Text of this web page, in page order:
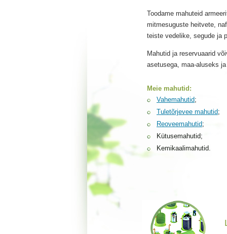
Toodame mahuteid
mitmesuguste heitvete,
teiste vedelike, segude ja
Mahutid ja reservuaarid
asetusega, maa-aluseks
Meie mahutid:
Vahemahutid;
Tuletõrjevee mahutid;
Reoveemahutid;
Kütusemahutid;
Kemikaalimahutid.